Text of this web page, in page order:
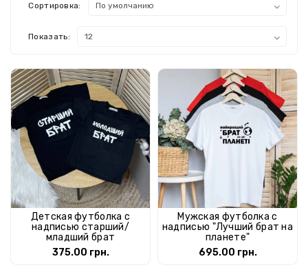
НОВОРОЖДЕННЫМ
Сортировка:
Показать:
Детская футболка с
надписью старший/
младший брат
375.00 грн.
Мужская футболка с
надписью "Лучший брат на
планете"
695.00 грн.